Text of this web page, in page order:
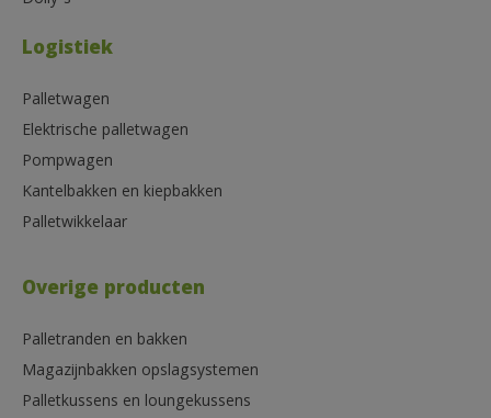
Logistiek
Palletwagen
Elektrische palletwagen
Pompwagen
Kantelbakken en kiepbakken
Palletwikkelaar
Overige producten
Palletranden en bakken
Magazijnbakken opslagsystemen
Palletkussens en loungekussens